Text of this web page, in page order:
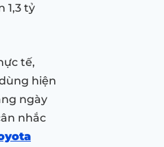
1,3 tỷ
tế,
hiện
ngày
nhắc